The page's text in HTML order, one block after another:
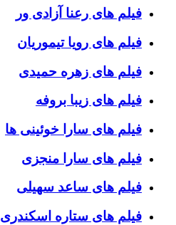
فیلم های رعنا آزادی ور
فیلم های رویا تیموریان
فیلم های زهره حمیدی
فیلم های زیبا بروفه
فیلم های سارا خوئینی ها
فیلم های سارا منجزی
فیلم های ساعد سهیلی
فیلم های ستاره اسکندری